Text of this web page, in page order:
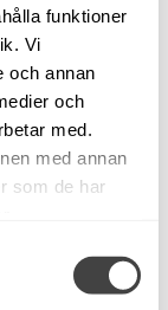
funktioner
Vi
och annan
och
med.
med annan
som de har